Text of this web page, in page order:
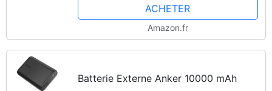
ACHETER
Amazon.fr
Batterie Externe Anker 10000 mAh